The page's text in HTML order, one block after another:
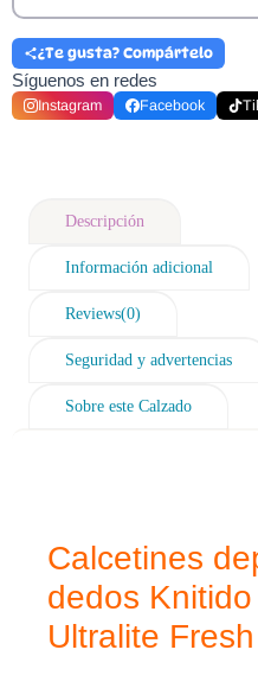
¿Te gusta? Compártelo
Síguenos en redes
Instagram Facebook
Descripción
Información adicional
Reviews(0)
Seguridad y advertencias
Sobre este Calzado
Calcetines
dedos
Ultralite Fresh